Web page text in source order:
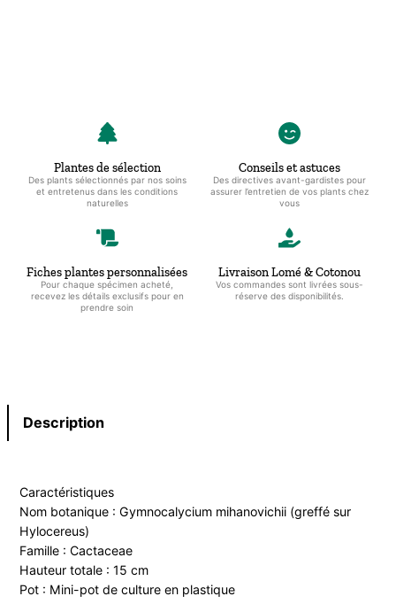
Plantes de sélection
Des plants sélectionnés par nos soins
et entretenus dans les conditions
naturelles
Conseils et astuces
Des directives avant-gardistes pour
assurer l’entretien de vos plants chez
vous
Fiches plantes personnalisées
Pour chaque spécimen acheté,
recevez les détails exclusifs pour en
prendre soin
Livraison Lomé & Cotonou
Vos commandes sont livrées sous-
réserve des disponibilités.
Description
Caractéristiques
Nom botanique : Gymnocalycium mihanovichii (greffé sur
Hylocereus)
Famille : Cactaceae
Hauteur totale : 15 cm
Pot : Mini-pot de culture en plastique